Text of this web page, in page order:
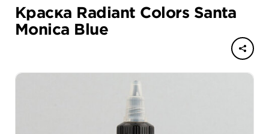
Краска Radiant Colors Santa
Monica Blue